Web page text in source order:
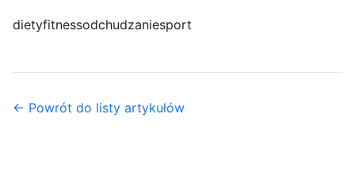
dietyfitnessodchudzaniesport
← Powrót do listy artykułów